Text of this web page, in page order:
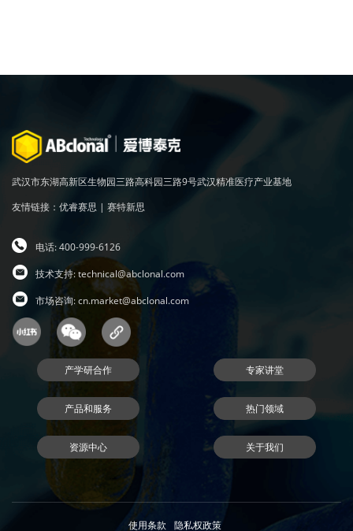
武汉市东湖高新区生物园三路高科园三路9号武汉精准医疗产业基地
友情链接： 优睿赛思 | 赛特新思
电话: 400-999-6126
技术支持:technical@abclonal.com
市场咨询:cn.market@abclonal.com
产学研合作 专家讲堂
产品和服务 热门领域
资源中心 关于我们
使用条款 隐私权政策